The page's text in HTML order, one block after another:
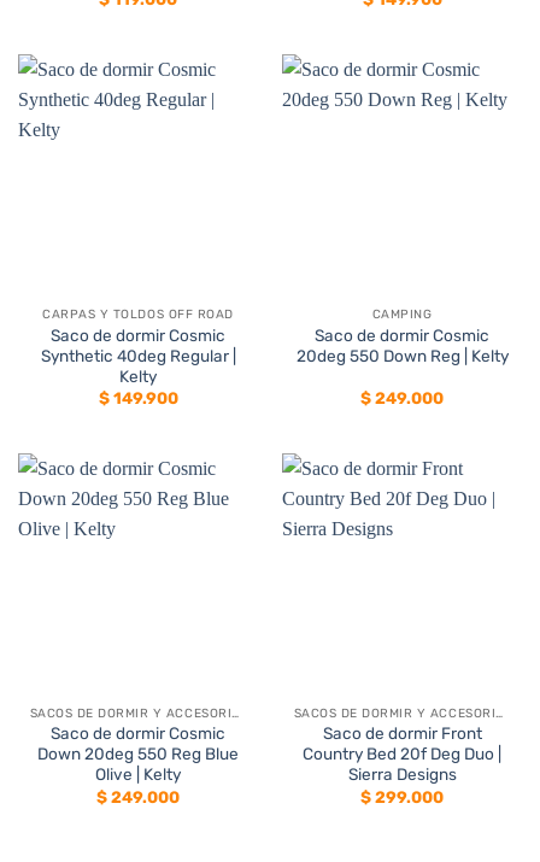
CARPAS Y TOLDOS OFF ROAD
Saco de dormir Cosmic
Synthetic 40deg Regular |
Kelty
$149.900
CAMPING
Saco de dormir Cosmic
20deg 550 Down Reg | Kelty
$249.000
Saco de dormir Cosmic
Down 20deg 550 Reg Blue
Olive | Kelty
$249.000
Saco de dormir Front
Country Bed 20f Deg Duo |
Sierra Designs
$299.000